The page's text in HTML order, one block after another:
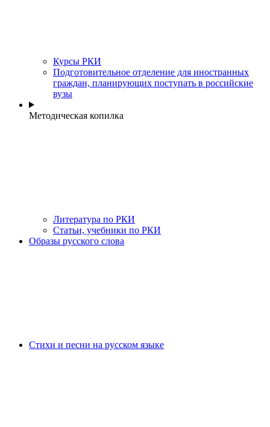
Курсы РКИ
Подготовительное отделение для иностранных
граждан, планирующих поступать в российские
вузы
Методическая копилка
Литература по РКИ
Статьи, учебники по РКИ
Образы русского слова
Стихи и песни на русском языке